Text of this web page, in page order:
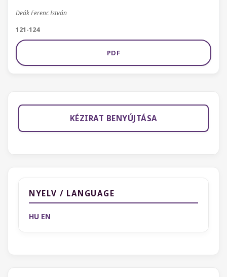
Deák Ferenc István
121-124
PDF
KÉZIRAT BENYÚJTÁSA
NYELV / LANGUAGE
HU EN